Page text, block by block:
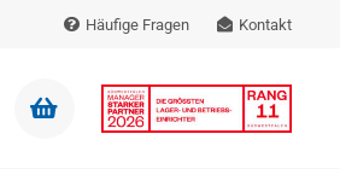
Häufige Fragen Kontakt